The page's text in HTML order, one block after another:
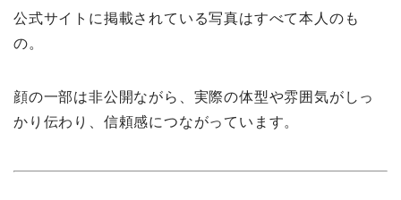
公式サイトに掲載されている写真はすべて本人のも
の。
顔の一部は非公開ながら、実際の体型や雰囲気がしっ
かり伝わり、信頼感につながっています。